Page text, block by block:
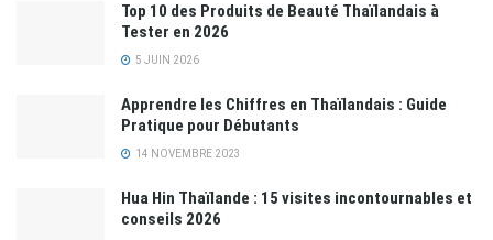
Top 10 des Produits de Beauté Thaïlandais à
Tester en 2026
5 JUIN 2026
Apprendre les Chiffres en Thaïlandais : Guide
Pratique pour Débutants
14 NOVEMBRE 2023
Hua Hin Thaïlande : 15 visites incontournables et
conseils 2026